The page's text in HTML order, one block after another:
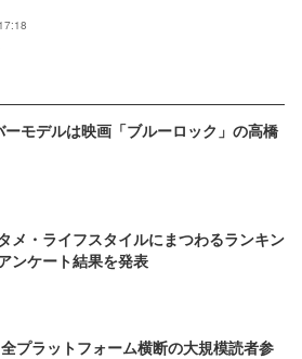
ーモデルは映画「ブルーロック」の高橋
メ・ライフスタイルにまつわるランキン
ンケート結果を発表
プラットフォーム横断の大規模読者参